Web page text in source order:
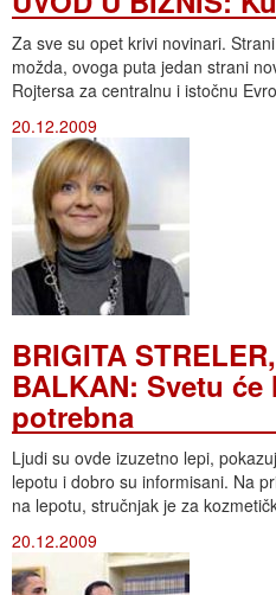
Za sve su opet krivi novinari.
možda, ovoga puta jedan strani
Rojtersa za centralnu i istočnu
20.12.2009
BRIGITA
BALKAN: Svetu
potrebna
Ljudi su ovde izuzetno lepi,
lepotu i dobro su informisani. Na
na lepotu, stručnjak je za
20.12.2009